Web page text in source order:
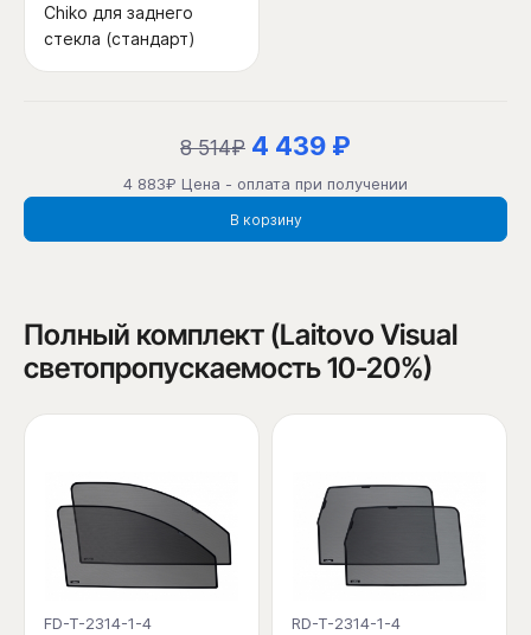
Chiko для заднего
стекла (стандарт)
8 514₽ 4 439 ₽
4 883₽ Цена - оплата при получении
В корзину
Полный комплект (Laitovo Visual
светопропускаемость 10-20%)
FD-T-2314-1-4 RD-T-2314-1-4